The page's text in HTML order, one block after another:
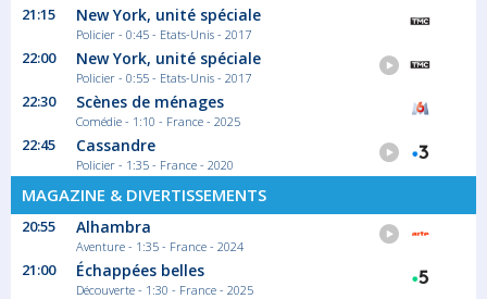
21:15 New York, unité spéciale
Policier - 0:45 - Etats-Unis - 2017
22:00 New York, unité spéciale
Policier - 0:55 - Etats-Unis - 2017
22:30 Scènes de ménages
Comédie - 1:10 - France - 2025
22:45 Cassandre
Policier - 1:35 - France - 2020
MAGAZINE & DIVERTISSEMENTS
20:55 Alhambra
Aventure - 1:35 - France - 2024
21:00 Échappées belles
Découverte - 1:30 - France - 2025